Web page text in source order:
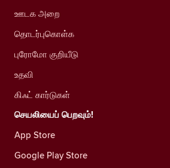
ஊடக அறை
தொடர்புகொள்க
புரோமோ குறியீடு
உதவி
கிஃட் கார்டுகள்
செயலியைப் பெறவும்!
App Store
Google Play Store